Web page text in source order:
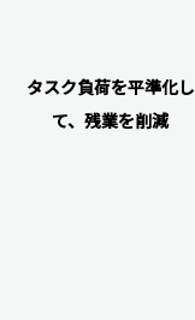
タスク負荷を平準化し
て、残業を削減